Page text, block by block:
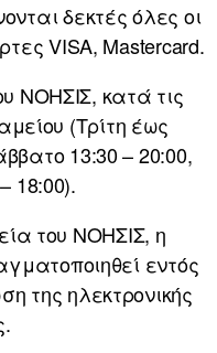
δεκτές όλες οι
VISA, Mastercard.
ΝΟΗΣΙΣ, κατά τις
(Τρίτη έως
13:30 – 20:00,
18:00).
του ΝΟΗΣΙΣ, η
εντός
της ηλεκτρονικής